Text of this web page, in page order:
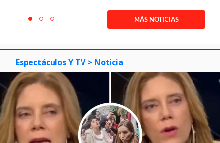
itemitemitem
MÁS NOTICIAS
Espectáculos Y TV > Noticia